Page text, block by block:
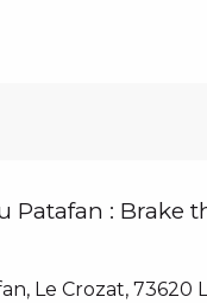
Patafan : Brake
Le Crozat, 73620